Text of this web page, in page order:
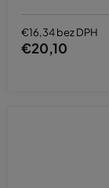
€16,34 bez DPH
€20,10